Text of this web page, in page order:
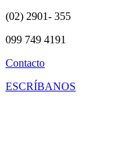
(02) 2901- 355
099 749 4191
Contacto
ESCRÍBANOS